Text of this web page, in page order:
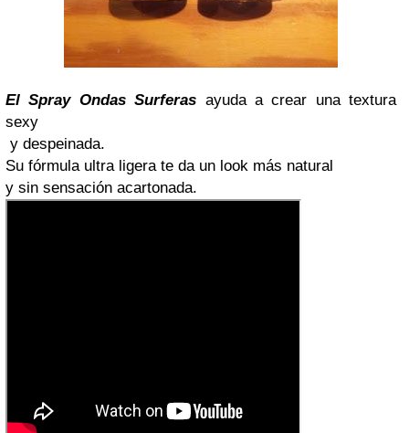
El Spray Ondas Surferas ayuda a crear una textura
sexy
y despeinada.
Su fórmula ultra ligera te da un look más natural
y sin sensación acartonada.